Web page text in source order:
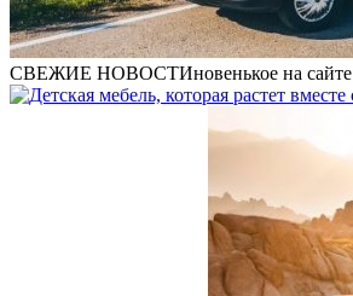
СВЕЖИЕ НОВОСТИновенькое на сайте